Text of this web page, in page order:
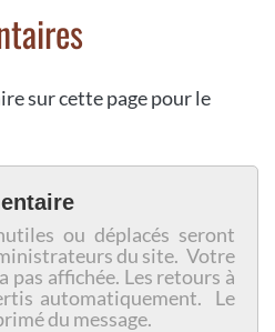
sur cette page pour le
ou déplacés seront
du site. Votre
pas affichée. Les retours à
automatiquement. Le
du message.